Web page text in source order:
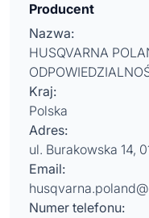
Producent
Nazwa:
HUSQVARNA
Kraj:
Polska
Adres:
ul. Burakowska 14,
Email:
Numer telefonu: